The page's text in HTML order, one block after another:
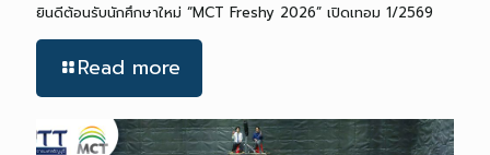
ยินดีต้อนรับนักศึกษาใหม่ “MCT Freshy 2026” เปิดเทอม 1/2569
Read more